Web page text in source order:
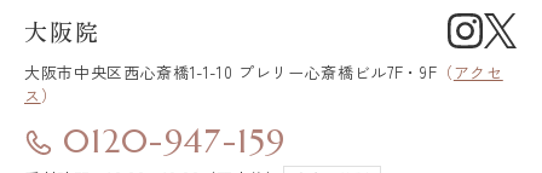
大阪院
大阪市中央区西心斎橋1-1-10 プレリー心斎橋ビル7F・9F （アクセ
ス ）
0120-947-159